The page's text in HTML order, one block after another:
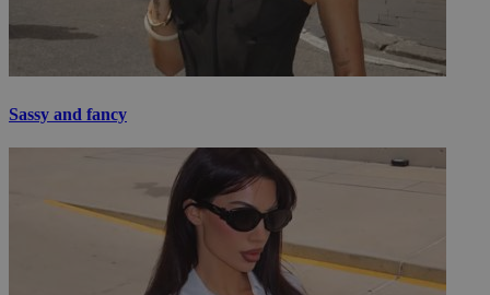
Sassy and fancy